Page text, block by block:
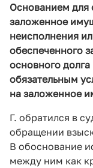
Основанием для
заложенное
неисполнения
обеспеченного
основного
обязательным
на заложенное
Г. обратился в
обращении
В обоснование
между ним как